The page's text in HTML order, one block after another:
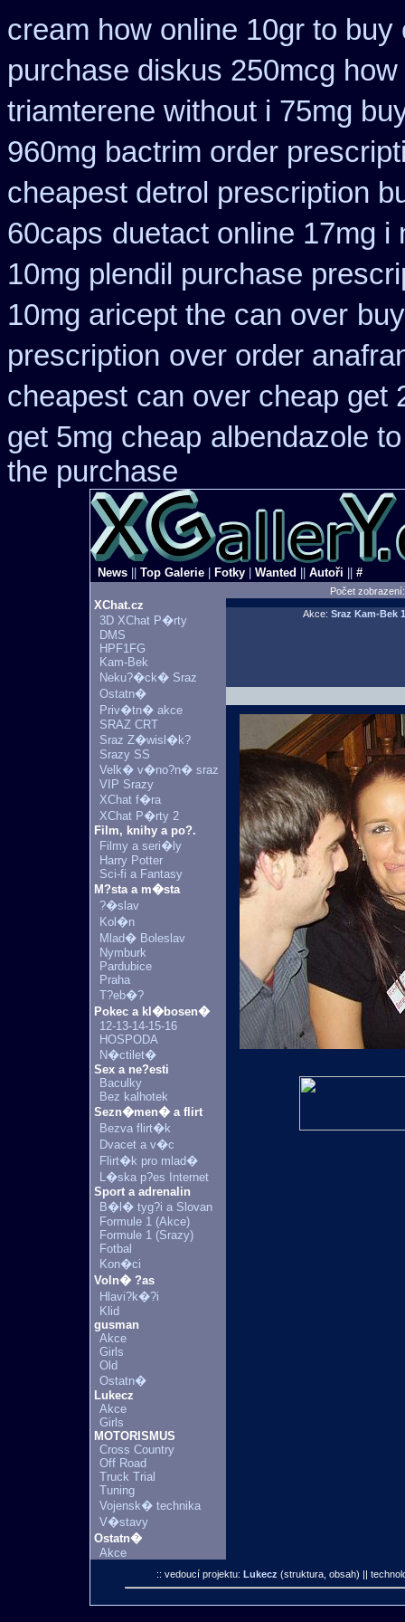
cream how online 10gr to buy
purchase diskus 250mcg how
triamterene without i 75mg
960mg bactrim order
cheapest detrol prescription
60caps duetact online 17mg i
10mg plendil purchase
10mg aricept the can over
prescription over order
cheapest can over cheap get
get 5mg cheap albendazole
the purchase
News Top Galerie Fotky Wanted Autoři #
Počet
XChat.cz
3D XChat P�rty
DMS
HPF1FG
Kam-Bek
Neku?�ck� Sraz
Ostatn�
Priv�tn� akce
SRAZ CRT
Sraz Z�wisl�k?
Srazy SS
Velk� v�no?n� sraz
VIP Srazy
XChat f�ra
XChat P�rty 2
Film, knihy a po?.
Filmy a seri�ly
Harry Potter
Sci-fi a Fantasy
M?sta a m�sta
?�slav
Kol�n
Mlad� Boleslav
Nymburk
Pardubice
Praha
T?eb�?
Pokec a kl�bosen�
12-13-14-15-16
HOSPODA
N�ctilet�
Sex a ne?esti
Baculky
Bez kalhotek
Sezn�men� a flirt
Bezva flirt�k
Dvacet a v�c
Flirt�k pro mlad�
L�ska p?es Internet
Sport a adrenalin
B�l� tyg?i a Slovan
Formule 1 (Akce)
Formule 1 (Srazy)
Fotbal
Kon�ci
Voln� ?as
Hlavi?k�?i
Klid
gusman
Akce
Girls
Old
Ostatn�
Lukecz
Akce
Girls
MOTORISMUS
Cross Country
Off Road
Truck Trial
Tuning
Vojensk� technika
V�stavy
Ostatn�
Akce
Akce: Sraz Kam-Bek
:: vedoucí projektu: Lukecz (struktura, obsah) ||